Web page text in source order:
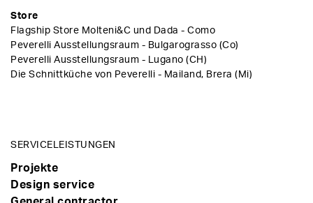
Store
Flagship Store Molteni&C und Dada - Como
Peverelli Ausstellungsraum - Bulgarograsso (Co)
Peverelli Ausstellungsraum - Lugano (CH)
Die Schnittküche von Peverelli - Mailand, Brera (Mi)
SERVICELEISTUNGEN
Projekte
Design service